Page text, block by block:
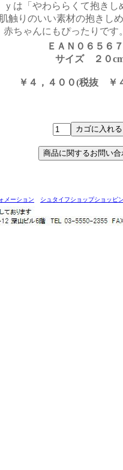
ｙは「やわららくて抱き
触りのいい素材の抱きし
赤ちゃんにもぴったりで
ＥＡＮ０６５６
サイズ ２０
￥４，４００(税抜 ￥
メーション シュタイフショップショッピ